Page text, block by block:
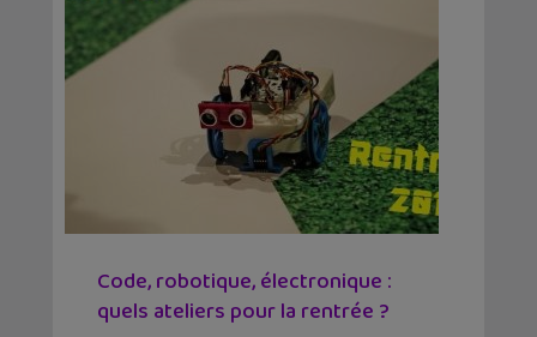
Code, robotique, électronique :
quels ateliers pour la rentrée ?